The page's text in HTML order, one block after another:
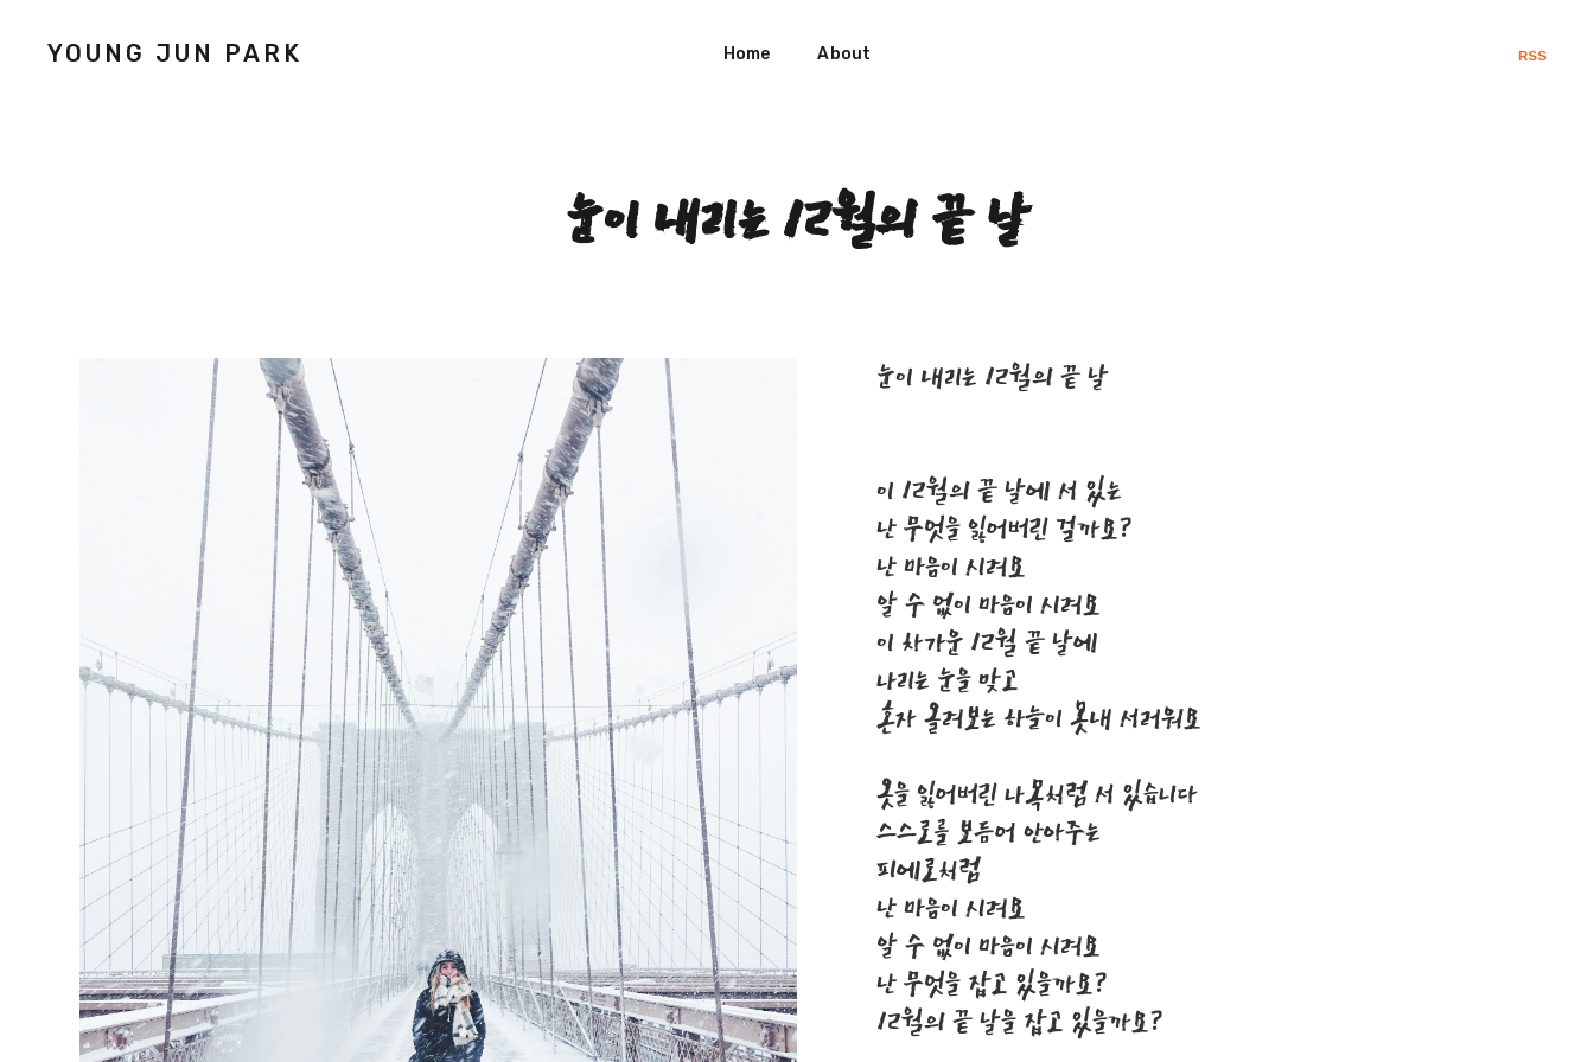
YOUNG JUN PARK Home About RSS
눈이 내리는 12월의 끝 날
눈이 내리는 12월의 끝 날
이 12월의 끝 날에 서 있는
난 무엇을 잃어버린 걸까요?
난 마음이 시려요
알 수 없이 마음이 시려요
이 차가운 12월 끝 날에
나리는 눈을 맞고
혼자 올려보는 하늘이 못내 서러워요
옷을 잃어버린 나목처럼 서 있습니다
스스로를 보듬어 안아주는
피에로처럼
난 마음이 시려요
알 수 없이 마음이 시려요
난 무엇을 잡고 있을까요?
12월의 끝 날을 잡고 있을까요?